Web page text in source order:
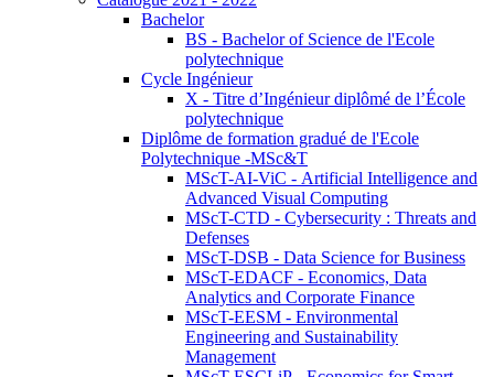
Bachelor
BS - Bachelor of Science de l'Ecole
polytechnique
Cycle Ingénieur
X - Titre d’Ingénieur diplômé de l’École
polytechnique
Diplôme de formation gradué de l'Ecole
Polytechnique -MSc&T
MScT-AI-ViC - Artificial Intelligence and
Advanced Visual Computing
MScT-CTD - Cybersecurity : Threats and
Defenses
MScT-DSB - Data Science for Business
MScT-EDACF - Economics, Data
Analytics and Corporate Finance
MScT-EESM - Environmental
Engineering and Sustainability
Management